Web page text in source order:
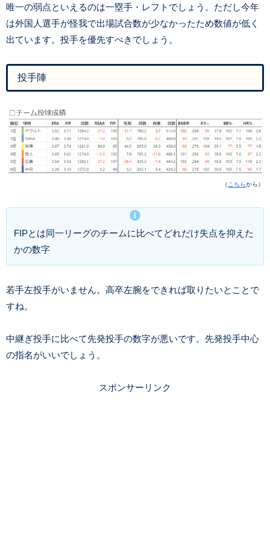
唯一の弱点といえるのは一塁手・レフトでしょう。ただし今年
は外国人選手が怪我で出場試合数が少なかったため数値が低く
出ています。投手を優先すべきでしょう。
投手陣
（ こちらから）
FIPとは同一リーグのチームに比べてどれだけ失点を抑えた
かの数字
若手左投手がいません。高卒左腕をできれば取りたいとことで
すね。
中継ぎ投手に比べて先発投手の数字が悪いです。先発投手中心
の指名がいいでしょう。
スポンサーリンク